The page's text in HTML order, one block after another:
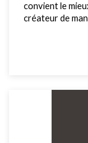
convient le
créateur de